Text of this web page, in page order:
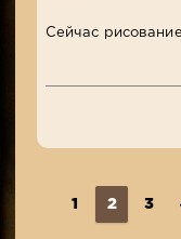
Сейчас
1 2 3